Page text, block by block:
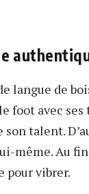
langue de
foot avec
son talent.
même. Au
pour vibrer.